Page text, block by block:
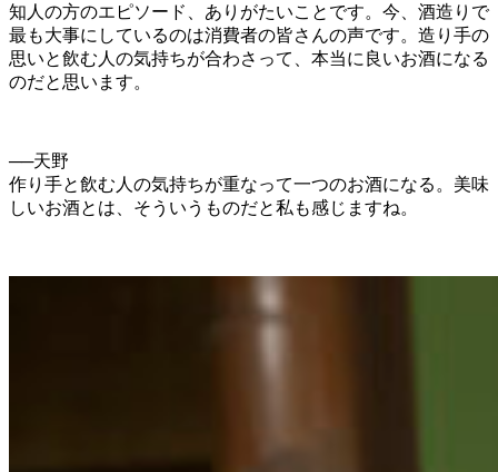
知人の方のエピソード、ありがたいことです。今、酒造りで
最も大事にしているのは消費者の皆さんの声です。造り手の
思いと飲む人の気持ちが合わさって、本当に良いお酒になる
のだと思います。
──天野
作り手と飲む人の気持ちが重なって一つのお酒になる。美味
しいお酒とは、そういうものだと私も感じますね。